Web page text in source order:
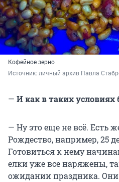
Кофейное зерно
Источник: личный архив Павла
— И как в таких условиях
— Ну это еще не всё. Есть
Рождество, например, 25
Готовиться к нему
елки уже все наряжены,
ожидании праздника. Они